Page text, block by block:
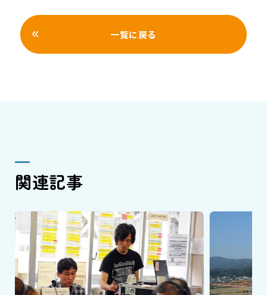
一覧に戻る
関連記事